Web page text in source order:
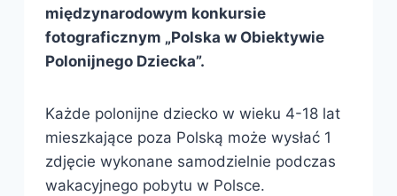
międzynarodowym konkursie
fotograficznym „Polska w Obiektywie
Polonijnego Dziecka”.
Każde polonijne dziecko w wieku 4-18 lat
mieszkające poza Polską może wysłać 1
zdjęcie wykonane samodzielnie podczas
wakacyjnego pobytu w Polsce.